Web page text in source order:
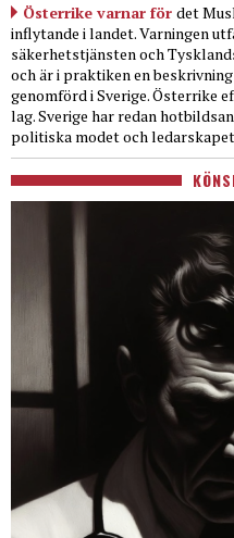
Österrike varnar för det
inflytande i landet. Varningen
säkerhetstjänsten och
och är i praktiken en
genomförd i Sverige. Österrike
lag. Sverige har redan
politiska modet och